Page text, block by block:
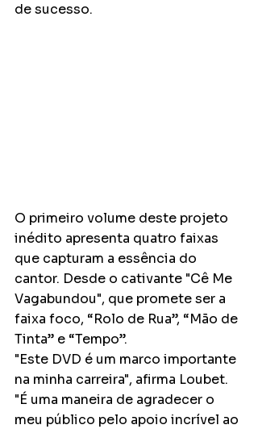
de sucesso.
O primeiro volume deste projeto
inédito apresenta quatro faixas
que capturam a essência do
cantor. Desde o cativante "Cê Me
Vagabundou", que promete ser a
faixa foco, “Rolo de Rua”, “Mão de
Tinta” e “Tempo”.
"Este DVD é um marco importante
na minha carreira", afirma Loubet.
"É uma maneira de agradecer o
meu público pelo apoio incrível ao